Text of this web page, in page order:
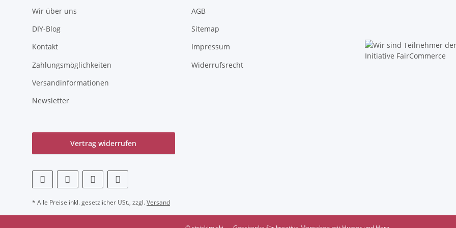
Wir über uns
DIY-Blog
Kontakt
Zahlungsmöglichkeiten
Versandinformationen
Newsletter
AGB
Sitemap
Impressum
Widerrufsrecht
Vertrag widerrufen
* Alle Preise inkl. gesetzlicher USt., zzgl.Versand